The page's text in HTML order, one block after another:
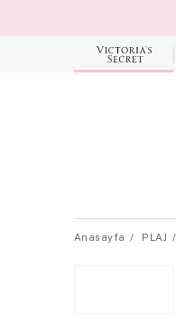
Victoria's
Secret
Anasayfa PLAJ